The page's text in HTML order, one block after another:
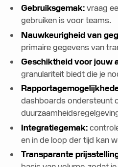
Gebruiksgemak:vraag
gebruiken is voor teams.
Nauwkeurigheid van
primaire gegevens van
Geschiktheid voor jouw
granulariteit biedt die je
dashboards ondersteunt
Integratiegemak:
en in de loop der tijd kan
Transparante